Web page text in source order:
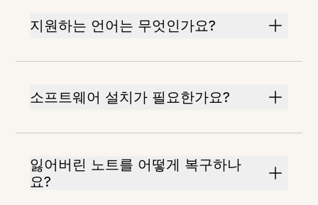
지원하는 언어는 무엇인가요?
소프트웨어 설치가 필요한가요?
잃어버린 노트를 어떻게 복구하나
요?